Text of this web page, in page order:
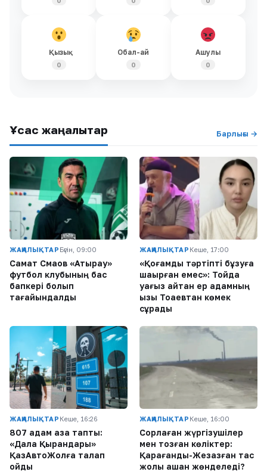
Қызық
0
Обал-ай
0
Ашулы
0
Ұқсас жаңалықтар Барлығы →
ЖАҢАЛЫҚТАР Бүгін, 09:00
Самат Смақов «Атырау»
футбол клубының бас
бапкері болып
тағайындалды
ЖАҢАЛЫҚТАР Кеше, 17:00
«Қоғамдық тәртіпті бұзуға
шақырған емес»: Тойда
уағыз айтқан ер адамның
қызы Тоқаевтан көмек
сұрады
ЖАҢАЛЫҚТАР Кеше, 16:26
807 адам қаза тапты:
«Дала Қырандары»
ҚазАвтоЖолға талап
қойды
ЖАҢАЛЫҚТАР Кеше, 16:00
Сорлаған жүргізушілер
мен тозған көліктер:
Қарағанды-Жезқазған тас
жолы қашан жөнделеді?